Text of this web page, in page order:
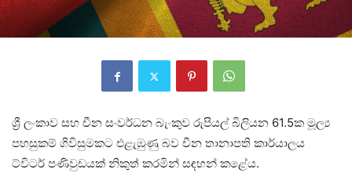
ශ්‍රී ලංකාව සහ චීන සංවර්ධන බැංකුව රුපියල් බිලියන 61.5ක මූල්‍ය
පහසුකම් ගිවිසුමකට එළැඹුණු බව චීන තානාපති කාර්යාලය
ට්විටර් පණිවුඩයක් නිකුත් කරමින් සඳහන් කළේය.